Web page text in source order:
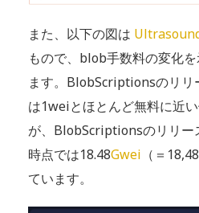
また、以下の図は
もので、blob手数料の変化
ます。BlobScriptionsのリ
は1weiとほとんど無料に近
が、BlobScriptionsのリリー
時点では18.48Gwei （＝
ています。